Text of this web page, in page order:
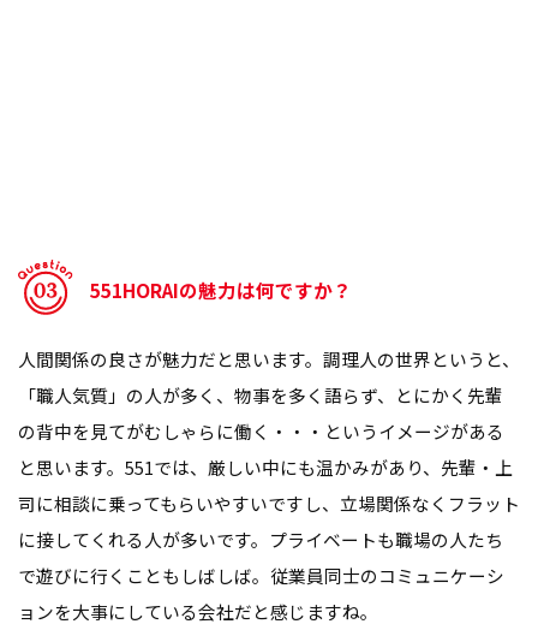
551HORAIの魅力は何ですか？
人間関係の良さが魅力だと思います。調理人の世界というと、
「職人気質」の人が多く、物事を多く語らず、とにかく先輩
の背中を見てがむしゃらに働く・・・というイメージがある
と思います。551では、厳しい中にも温かみがあり、先輩・上
司に相談に乗ってもらいやすいですし、立場関係なくフラット
に接してくれる人が多いです。プライベートも職場の人たち
で遊びに行くこともしばしば。従業員同士のコミュニケーシ
ョンを大事にしている会社だと感じますね。